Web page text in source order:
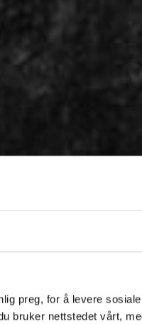
preg, for å levere
bruker nettstedet vårt,